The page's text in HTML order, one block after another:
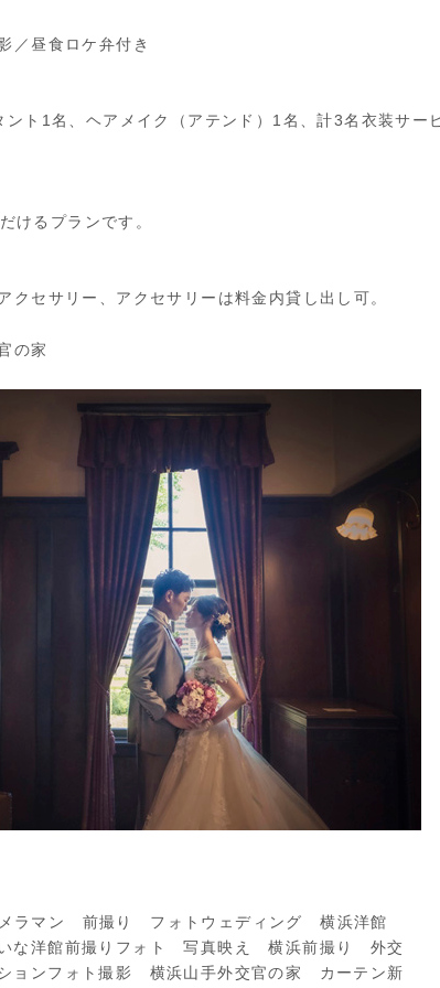
／昼食ロケ弁付き
ト1名、ヘアメイク（アテンド）1名、計3名衣装サー
けるプランです。
クセサリー、アクセサリーは料金内貸し出し可。
の家